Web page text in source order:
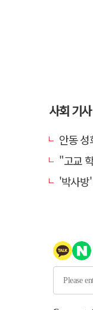
사회 기사
안동 성
"고교 학
'박사방'